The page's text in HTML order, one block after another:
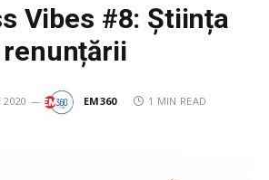
Vibes #8: Știința
renunțării
2020 EM360 1 MIN READ